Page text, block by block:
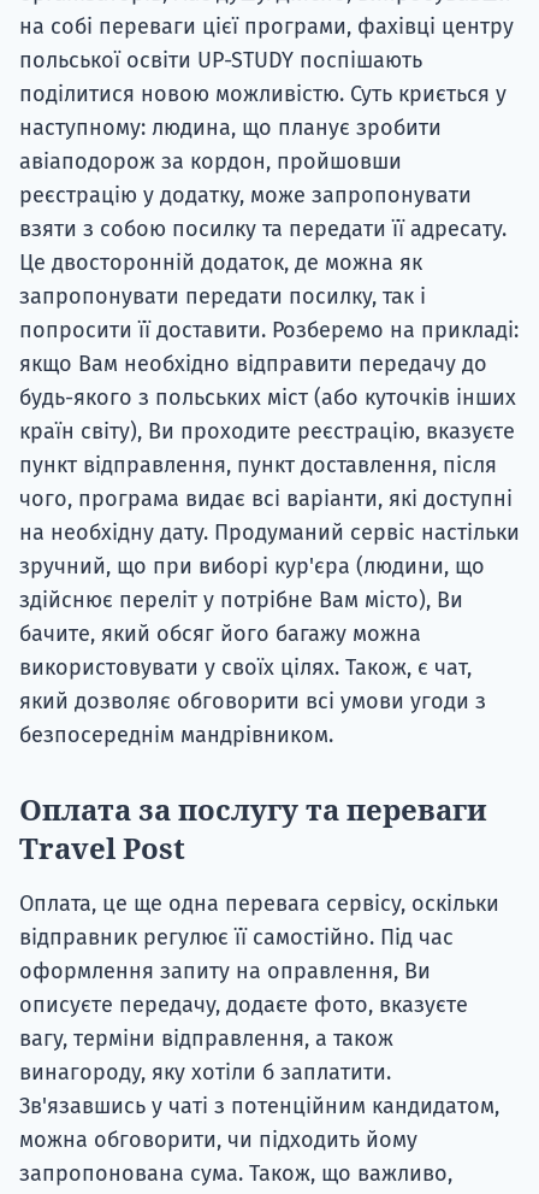
на собі переваги цієї програми, фахівці центру
польської освіти UP-STUDY поспішають
поділитися новою можливістю. Суть криється у
наступному: людина, що планує зробити
авіаподорож за кордон, пройшовши
реєстрацію у додатку, може запропонувати
взяти з собою посилку та передати її адресату.
Це двосторонній додаток, де можна як
запропонувати передати посилку, так і
попросити її доставити. Розберемо на прикладі:
якщо Вам необхідно відправити передачу до
будь-якого з польських міст (або куточків інших
країн світу), Ви проходите реєстрацію, вказуєте
пункт відправлення, пункт доставлення, після
чого, програма видає всі варіанти, які доступні
на необхідну дату. Продуманий сервіс настільки
зручний, що при виборі кур'єра (людини, що
здійснює переліт у потрібне Вам місто), Ви
бачите, який обсяг його багажу можна
використовувати у своїх цілях. Також, є чат,
який дозволяє обговорити всі умови угоди з
безпосереднім мандрівником.
Оплата за послугу та переваги
Travel Post
Оплата, це ще одна перевага сервісу, оскільки
відправник регулює її самостійно. Під час
оформлення запиту на оправлення, Ви
описуєте передачу, додаєте фото, вказуєте
вагу, терміни відправлення, а також
винагороду, яку хотіли б заплатити.
Зв'язавшись у чаті з потенційним кандидатом,
можна обговорити, чи підходить йому
запропонована сума. Також, що важливо,